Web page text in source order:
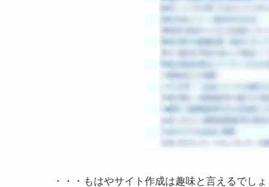
・・・もはやサイト作成は趣味と言えるでし